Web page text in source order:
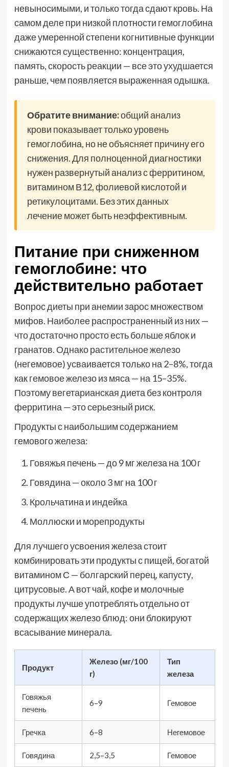
невыносимыми, и только тогда сдают кровь. На
самом деле при низкой плотности гемоглобина
даже умеренной степени когнитивные функции
снижаются существенно: концентрация,
память, скорость реакции — все это ухудшается
раньше, чем появляется выраженная одышка.
Обратите внимание:общий анализ
крови показывает только уровень
гемоглобина, но не объясняет причину его
снижения. Для полноценной диагностики
нужен развернутый анализ с ферритином,
витамином В12, фолиевой кислотой и
ретикулоцитами. Без этих данных
лечение может быть неэффективным.
Питание при сниженном
гемоглобине: что
действительно работает
Вопрос диеты при анемии зарос множеством
мифов. Наиболее распространенный из них —
что достаточно просто есть больше яблок и
гранатов. Однако растительное железо
(негемовое) усваивается только на 2–8%, тогда
как гемовое железо из мяса — на 15–35%.
Поэтому вегетарианская диета без контроля
ферритина — это серьезный риск.
Продукты с наибольшим содержанием
гемового железа:
Говяжья печень — до 9 мг железа на 100 г
Говядина — около 3 мг на 100 г
Крольчатина и индейка
Моллюски и морепродукты
Для лучшего усвоения железа стоит
комбинировать эти продукты с пищей, богатой
витамином С — болгарский перец, капусту,
цитрусовые. А вот чай, кофе и молочные
продукты лучше употреблять отдельно от
содержащих железо блюд: они блокируют
всасывание минерала.
Продукт
Железо (мг/100
г)
Тип
железа
Говяжья
печень
6–9 Гемовое
Гречка 6–8 Негемовое
Говядина 2,5–3,5 Гемовое